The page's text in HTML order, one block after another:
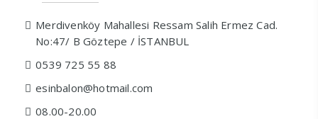
Merdivenköy Mahallesi Ressam Salih Ermez Cad.
No:47/ B Göztepe / İSTANBUL
0539 725 55 88
esinbalon@hotmail.com
08.00-20.00